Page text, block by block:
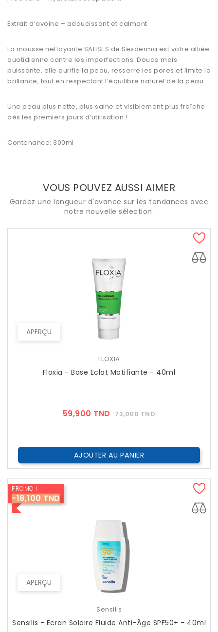
Extrait d’avoine – adoucissant et calmant
La mousse nettoyante SALISES de Sesderma est votre alliée
quotidienne contre les imperfections. Douce mais
puissante, elle purifie la peau, resserre les pores et limite la
brillance, tout en respectant l’équilibre naturel de la peau.
Une peau plus nette, plus saine et visiblement plus fraîche
dès les premiers jours d’utilisation !
Contenance: 300ml
VOUS POUVEZ AUSSI AIMER
Gardez une longueur d'avance sur les tendances avec
notre nouvelle sélection.
APERÇU
FLOXIA
Floxia - Base Éclat Matifiante - 40ml
59,900 TND Prix
72,000 TNDPrix
AJOUTER AU PANIER
APERÇU
PROMO !
-18,100 TND
Sensilis
Sensilis - Ecran Solaire Fluide Anti-Âge SPF50+ - 40ml